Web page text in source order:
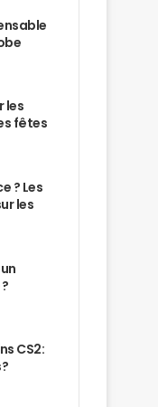
les
fêtes
? Les
les
CS2: